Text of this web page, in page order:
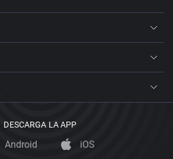
DESCARGA LA APP
Android iOS